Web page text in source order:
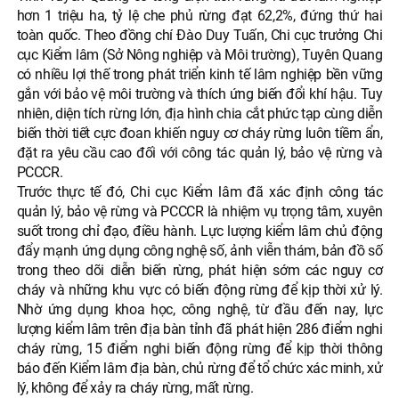
hơn 1 triệu ha, tỷ lệ che phủ rừng đạt 62,2%, đứng thứ hai
toàn quốc. Theo đồng chí Đào Duy Tuấn, Chi cục trưởng Chi
cục Kiểm lâm (Sở Nông nghiệp và Môi trường), Tuyên Quang
có nhiều lợi thế trong phát triển kinh tế lâm nghiệp bền vững
gắn với bảo vệ môi trường và thích ứng biến đổi khí hậu. Tuy
nhiên, diện tích rừng lớn, địa hình chia cắt phức tạp cùng diễn
biến thời tiết cực đoan khiến nguy cơ cháy rừng luôn tiềm ẩn,
đặt ra yêu cầu cao đối với công tác quản lý, bảo vệ rừng và
PCCCR.
Trước thực tế đó, Chi cục Kiểm lâm đã xác định công tác
quản lý, bảo vệ rừng và PCCCR là nhiệm vụ trọng tâm, xuyên
suốt trong chỉ đạo, điều hành. Lực lượng kiểm lâm chủ động
đẩy mạnh ứng dụng công nghệ số, ảnh viễn thám, bản đồ số
trong theo dõi diễn biến rừng, phát hiện sớm các nguy cơ
cháy và những khu vực có biến động rừng để kịp thời xử lý.
Nhờ ứng dụng khoa học, công nghệ, từ đầu đến nay, lực
lượng kiểm lâm trên địa bàn tỉnh đã phát hiện 286 điểm nghi
cháy rừng, 15 điểm nghi biến động rừng để kịp thời thông
báo đến Kiểm lâm địa bàn, chủ rừng để tổ chức xác minh, xử
lý, không để xảy ra cháy rừng, mất rừng.